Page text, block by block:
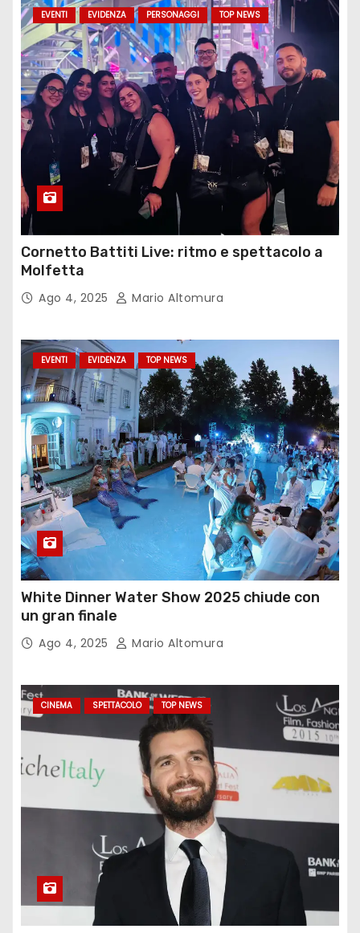
EVENTI EVIDENZA PERSONAGGI TOP NEWS
Cornetto Battiti Live: ritmo e spettacolo a
Molfetta
Ago 4, 2025 Mario Altomura
EVENTI EVIDENZA TOP NEWS
White Dinner Water Show 2025 chiude con
un gran finale
Ago 4, 2025 Mario Altomura
CINEMA SPETTACOLO TOP NEWS